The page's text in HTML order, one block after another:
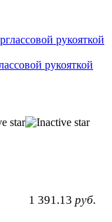
рукояткой
1 391.13 руб.